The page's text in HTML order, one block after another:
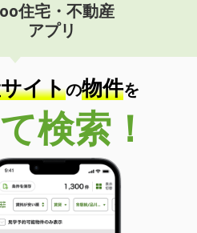
住宅・不動産
アプリ
イトの物件を
検索！